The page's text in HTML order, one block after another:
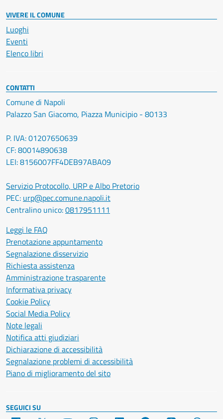
VIVERE IL COMUNE
Luoghi
Eventi
Elenco libri
CONTATTI
Comune di Napoli
Palazzo San Giacomo, Piazza Municipio - 80133
P. IVA: 01207650639
CF: 80014890638
LEI: 8156007FF4DEB97ABA09
Servizio Protocollo, URP e Albo Pretorio
PEC: urp@pec.comune.napoli.it
Centralino unico:0817951111
Leggi le FAQ
Prenotazione appuntamento
Segnalazione disservizio
Richiesta assistenza
Amministrazione trasparente
Informativa privacy
Cookie Policy
Social Media Policy
Note legali
Notifica atti giudiziari
Dichiarazione di accessibilità
Segnalazione problemi di accessibilità
Piano di miglioramento del sito
SEGUICI SU